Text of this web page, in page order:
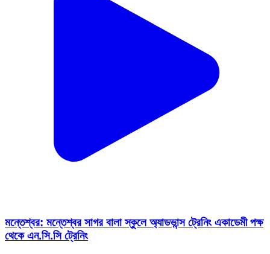
মন্তেশ্বর: মন্তেশ্বর সাগর বালা স্কুলে অ্যাডভান্স ট্রেনিং একাডেমী পক্ষ
থেকে এন.সি.সি ট্রেনিং